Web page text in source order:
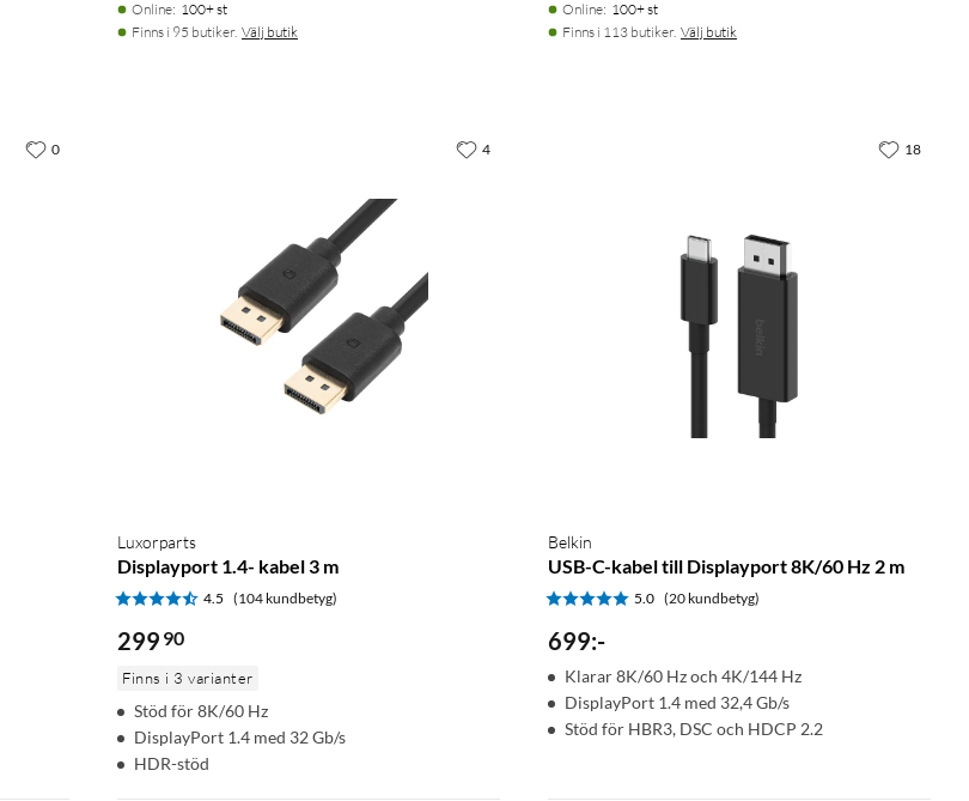
Online: 100+ st
Finns i 95 butiker. Välj butik
Online: 100+ st
Finns i 113 butiker. Välj butik
0
Luxorparts
Displayport 1.4- kabel 3 m
4.5 (104 kundbetyg)
299 90
Finns i 3 varianter
Stöd för 8K/60 Hz
DisplayPort 1.4 med 32 Gb/s
HDR-stöd
4
Belkin
USB-C-kabel till Displayport 8K/60 Hz 2 m
5.0 (20 kundbetyg)
699:-
Klarar 8K/60 Hz och 4K/144 Hz
DisplayPort 1.4 med 32,4 Gb/s
Stöd för HBR3, DSC och HDCP 2.2
18